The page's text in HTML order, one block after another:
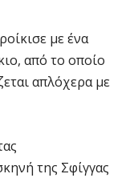
με ένα
από το οποίο
απλόχερα με
της Σφίγγας